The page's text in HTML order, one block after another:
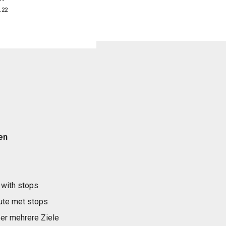
stops
met stops
mehrere Ziele